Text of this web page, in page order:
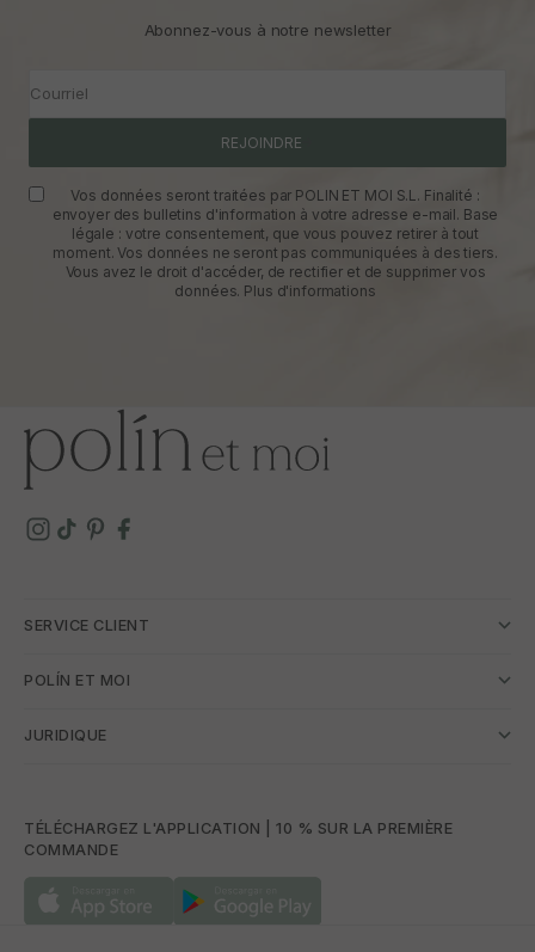
Abonnez-vous à notre newsletter
Courriel
REJOINDRE
Vos données seront traitées par POLIN ET MOI S.L. Finalité :
envoyer des bulletins d'information à votre adresse e-mail. Base
légale : votre consentement, que vous pouvez retirer à tout
moment. Vos données ne seront pas communiquées à des tiers.
Vous avez le droit d'accéder, de rectifier et de supprimer vos
données. Plus d'informations
SERVICE CLIENT
POLÍN ET MOI
JURIDIQUE
TÉLÉCHARGEZ L'APPLICATION | 10 % SUR LA PREMIÈRE
COMMANDE